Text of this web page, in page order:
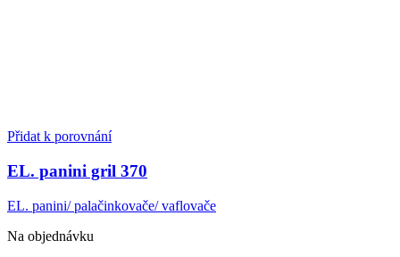
Přidat k porovnání
EL. panini gril 370
EL. panini/ palačinkovače/ vaflovače
Na objednávku